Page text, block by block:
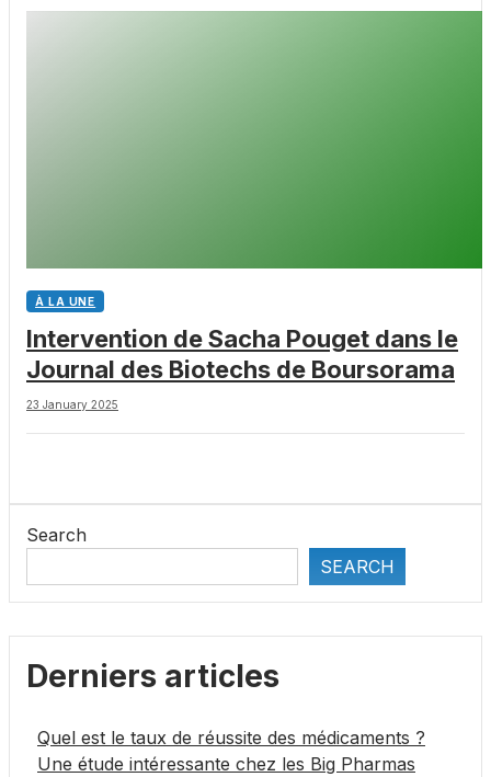
À LA UNE
Intervention de Sacha Pouget dans le
Journal des Biotechs de Boursorama
23 January 2025
Search
SEARCH
Derniers articles
Quel est le taux de réussite des médicaments ?
Une étude intéressante chez les Big Pharmas